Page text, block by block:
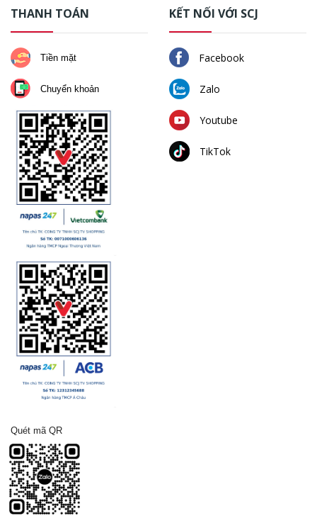
THANH TOÁN
Tiền mặt
Chuyển khoản
KẾT NỐI VỚI SCJ
Facebook
Zalo
Youtube
TikTok
Quét mã QR